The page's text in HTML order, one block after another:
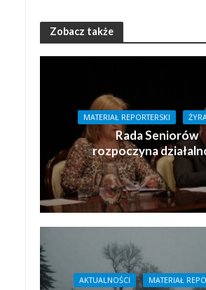
Zobacz także
MATERIAŁ REPORTERSKI
Rada Seniorów
rozpoczyna
AKTUALNOŚCI MATERIAŁ